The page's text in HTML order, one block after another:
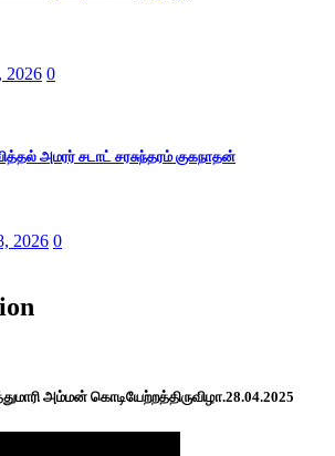
2026 0
அமரர் சடாட் சரசுந்தரம் குகநாதன்
2026 0
அம்மன் கொடியேற்றத்திருவிழா.28.04.2025